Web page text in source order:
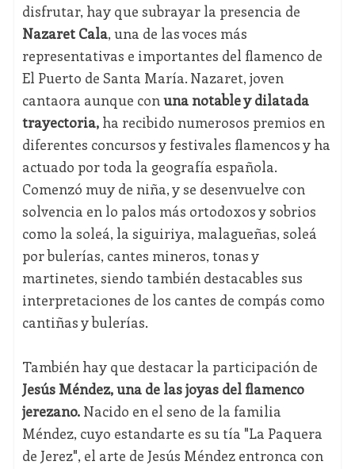
disfrutar, hay que subrayar la presencia de
Nazaret Cala, una de las voces más
representativas e importantes del flamenco de
El Puerto de Santa María. Nazaret, joven
cantaora aunque conuna notable y dilatada
trayectoria,ha recibido numerosos premios en
diferentes concursos y festivales flamencos y ha
actuado por toda la geografía española.
Comenzó muy de niña, y se desenvuelve con
solvencia en lo palos más ortodoxos y sobrios
como la soleá, la siguiriya, malagueñas, soleá
por bulerías, cantes mineros, tonas y
martinetes, siendo también destacables sus
interpretaciones de los cantes de compás como
cantiñas y bulerías.
También hay que destacar la participación de
Jesús Méndez, una de las joyas del flamenco
jerezano.Nacido en el seno de la familia
Méndez, cuyo estandarte es su tía "La Paquera
de Jerez", el arte de Jesús Méndez entronca con